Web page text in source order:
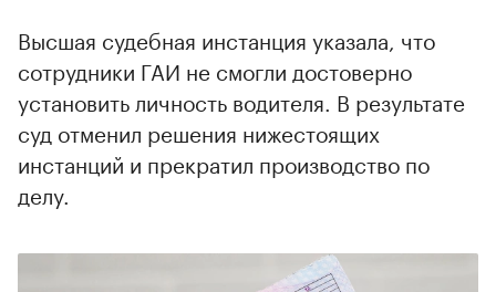
Высшая судебная инстанция указала, что
сотрудники ГАИ не смогли достоверно
установить личность водителя. В результате
суд отменил решения нижестоящих
инстанций и прекратил производство по
делу.